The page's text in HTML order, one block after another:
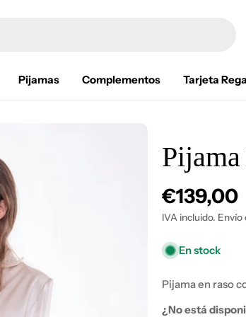
Pijamas Complementos Tarjeta
Precio
habitual
€139,00
IVA incluido. Envío
En stock
Pijama en raso
¿No está